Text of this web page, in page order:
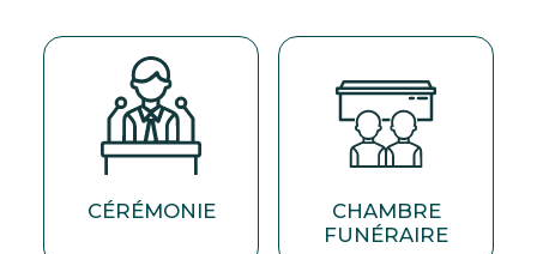
CÉRÉMONIE
CHAMBRE
FUNÉRAIRE